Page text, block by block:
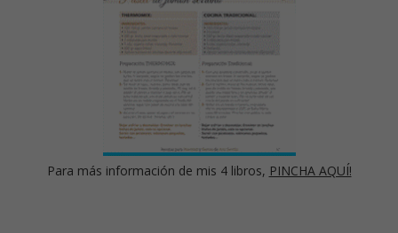
Para más información de mis 4 libros, PINCHA AQUÍ!